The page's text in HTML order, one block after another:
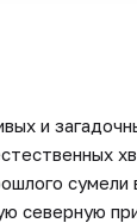
и
северную